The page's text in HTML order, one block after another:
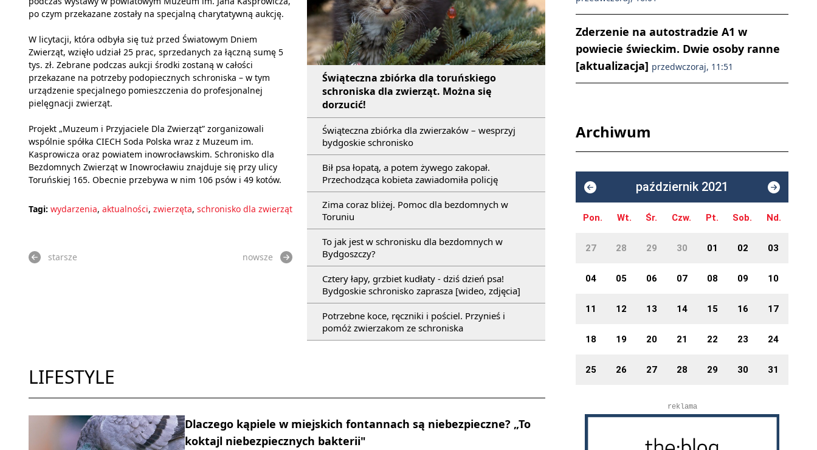
Świąteczna zbiórka dla toruńskiego
schroniska dla zwierząt. Można się
dorzucić!
Świąteczna zbiórka dla zwierzaków – wesprzyj
bydgoskie schronisko
Bił psa łopatą, a potem żywego zakopał.
Przechodząca kobieta zawiadomiła policję
Zima coraz bliżej. Pomoc dla bezdomnych w
Toruniu
To jak jest w schronisku dla bezdomnych w
Bydgoszczy?
Cztery łapy, grzbiet kudłaty - dziś dzień psa!
Bydgoskie schronisko zaprasza [wideo, zdjęcia]
Potrzebne koce, ręczniki i pościel. Przynieś i
pomóż zwierzakom ze schroniska
po czym przekazane zostały na specjalną charytatywną aukcję.
W licytacji, która odbyła się tuż przed Światowym Dniem
Zwierząt, wzięło udział 25 prac, sprzedanych za łączną sumę 5
tys. zł. Zebrane podczas aukcji środki zostaną w całości
przekazane na potrzeby podopiecznych schroniska – w tym
urządzenie specjalnego pomieszczenia do profesjonalnej
pielęgnacji zwierząt.
Projekt „Muzeum i Przyjaciele Dla Zwierząt” zorganizowali
wspólnie spółka CIECH Soda Polska wraz z Muzeum im.
Kasprowicza oraz powiatem inowrocławskim. Schronisko dla
Bezdomnych Zwierząt w Inowrocławiu znajduje się przy ulicy
Toruńskiej 165. Obecnie przebywa w nim 106 psów i 49 kotów.
Tagi: wydarzenia, aktualności, zwierzęta, schronisko dla zwierząt
starsze nowsze
LIFESTYLE
Dlaczego kąpiele w miejskich fontannach są niebezpieczne? „To
koktajl niebezpiecznych bakterii"
Zderzenie na autostradzie A1 w
powiecie świeckim. Dwie osoby ranne
[aktualizacja] przedwczoraj, 11:51
Archiwum
październik 2021
Pon. Wt. Śr. Czw. Pt. Sob. Nd.
27 28 29 30 01 02 03
04 05 06 07 08 09 10
11 12 13 14 15 16 17
18 19 20 21 22 23 24
25 26 27 28 29 30 31
reklama